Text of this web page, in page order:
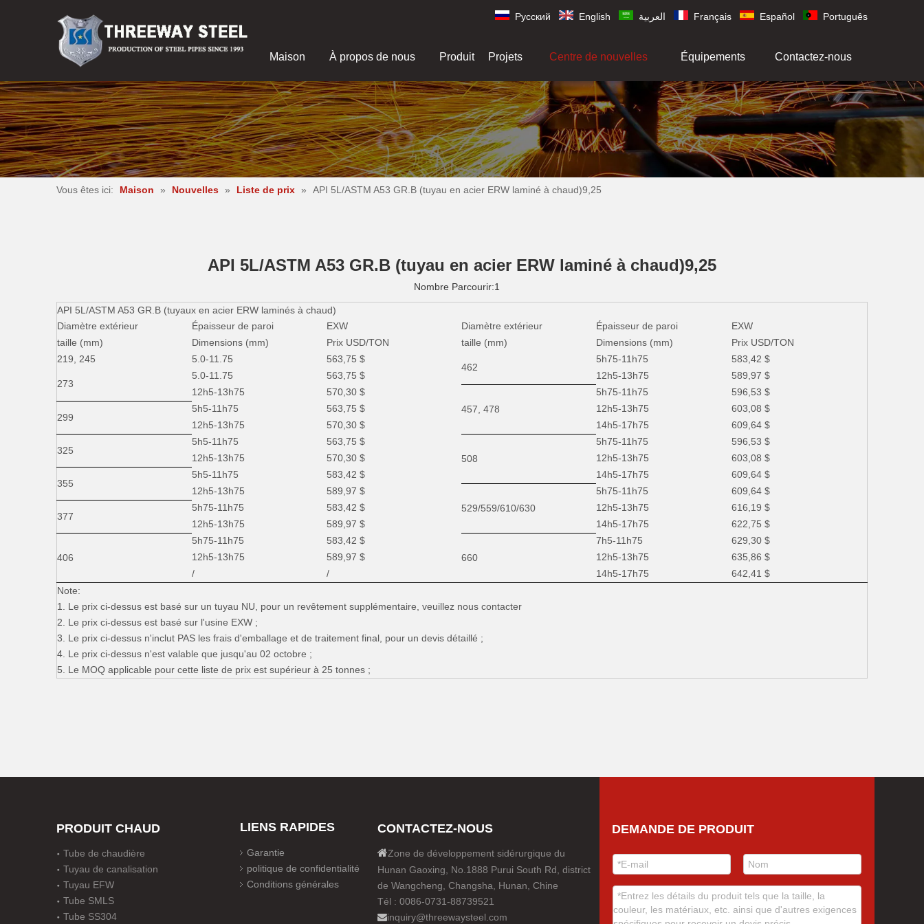
Pусский English العربية Français Español Português
Maison À propos de nous Produit Projets Centre de nouvelles Équipements Contactez-nous
Vous êtes ici: Maison » Nouvelles » Liste de prix » API 5L/ASTM A53 GR.B (tuyau en acier ERW laminé à chaud)9,25
API 5L/ASTM A53 GR.B (tuyau en acier ERW laminé à chaud)9,25
Nombre Parcourir:1
API 5L/ASTM A53 GR.B (tuyaux en acier ERW laminés à chaud)
Diamètre extérieur
Épaisseur de paroi EXW Diamètre extérieur Épaisseur de paroi
EXW
taille (mm)
Dimensions (mm) Prix ​​USD/TON taille (mm) Dimensions (mm)
Prix ​​USD/TON
219, 245
5.0-11.75 563,75 $
462
5h75-11h75 583,42 $
273
5.0-11.75 563,75 $ 12h5-13h75
589,97 $
12h5-13h75
570,30 $
457, 478
5h75-11h75 596,53 $
299
5h5-11h75 563,75 $ 12h5-13h75
603,08 $
12h5-13h75
570,30 $ 14h5-17h75 609,64 $
325
5h5-11h75
563,75 $
508
5h75-11h75
596,53 $
12h5-13h75
570,30 $ 12h5-13h75 603,08 $
355
5h5-11h75 583,42 $ 14h5-17h75
609,64 $
12h5-13h75
589,97 $
529/559/610/630
5h75-11h75 609,64 $
377
5h75-11h75 583,42 $ 12h5-13h75
616,19 $
12h5-13h75
589,97 $ 14h5-17h75 622,75 $
406
5h75-11h75
583,42 $
660
7h5-11h75
629,30 $
12h5-13h75
589,97 $ 12h5-13h75
635,86 $
/
/ 14h5-17h75
642,41 $
Note:
1. Le prix ci-dessus est basé sur un tuyau NU, pour un revêtement supplémentaire, veuillez nous contacter
2. Le prix ci-dessus est basé sur l'usine EXW ;
3. Le prix ci-dessus n'inclut PAS les frais d'emballage et de traitement final, pour un devis détaillé ;
4. Le prix ci-dessus n'est valable que jusqu'au 02 octobre ;
5. Le MOQ applicable pour cette liste de prix est supérieur à 25 tonnes ;
PRODUIT CHAUD
Tube de chaudière
Tuyau de canalisation
Tuyau EFW
Tube SMLS
Tube SS304
LIENS RAPIDES
Garantie
politique de confidentialité
Conditions générales
CONTACTEZ-NOUS
Zone de développement sidérurgique du
Hunan Gaoxing, No.1888 Purui South Rd, district
de Wangcheng, Changsha, Hunan, Chine
Tél : 0086-0731-88739521
inquiry@threewaysteel.com
DEMANDE DE PRODUIT